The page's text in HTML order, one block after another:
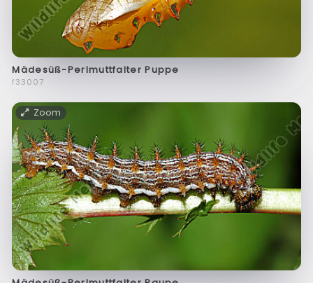
Mädesüß-Perlmuttfalter Puppe
f33007
Zoom